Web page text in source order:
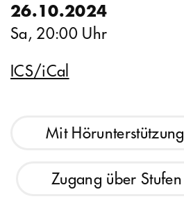
26.10.2024
Sa, 20:00 Uhr
ICS/iCal
Mit Hörunterstützung
Zugang über Stufen